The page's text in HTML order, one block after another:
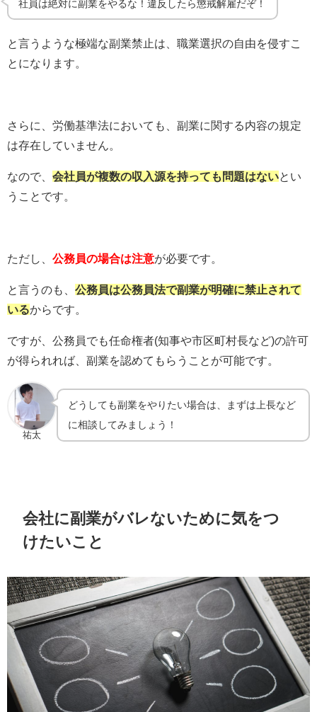
社員は絶対に副業をやるな！違反したら懲戒解雇だぞ！
と言うような極端な副業禁止は、職業選択の自由を侵すこ
とになります。
さらに、労働基準法においても、副業に関する内容の規定
は存在していません。
なので、 会社員が複数の収入源を持っても問題はないとい
うことです。
ただし、 公務員の場合は注意が必要です。
と言うのも、 公務員は公務員法で副業が明確に禁止されて
いるからです。
ですが、公務員でも任命権者(知事や市区町村長など)の許可
が得られれば、副業を認めてもらうことが可能です。
祐太
どうしても副業をやりたい場合は、まずは上長など
に相談してみましょう！
会社に副業がバレないために気をつ
けたいこと